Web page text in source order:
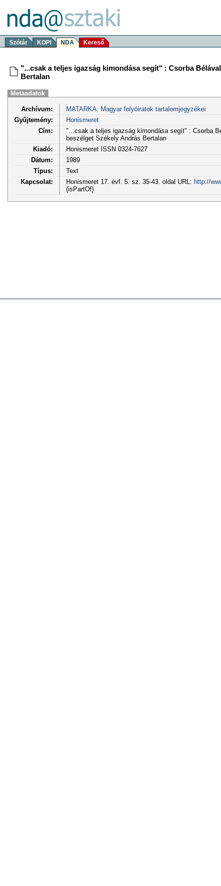
Szótár KOPI NDA Kereső
"...csak a teljes igazság kimondása segít" : Csorba
Bertalan
Metaadatok
Archívum:
MATARKA: Magyar folyóiratok tartalomjegyzékei
Gyűjtemény:
Honismeret
Cím:
"...csak a teljes igazság kimondása segít" : Csorba
beszélget Székely András Bertalan
Kiadó:
Honismeret ISSN 0324-7627
Dátum:
1989
Típus:
Text
Kapcsolat:
Honismeret 17. évf. 5. sz. 35-43. oldal URL: http://
(isPartOf)